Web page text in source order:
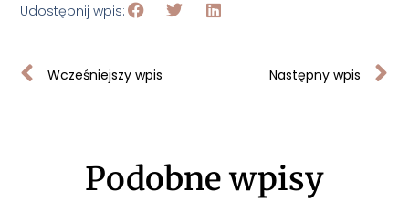
Udostępnij wpis:
Wcześniejszy wpis Następny wpis
Podobne wpisy